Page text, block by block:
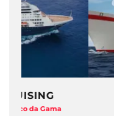
ZDF
Eine Backstage-